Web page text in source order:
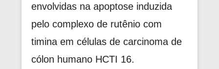
envolvidas na apoptose induzida
pelo complexo de rutênio com
timina em células de carcinoma de
cólon humano HCTI 16.